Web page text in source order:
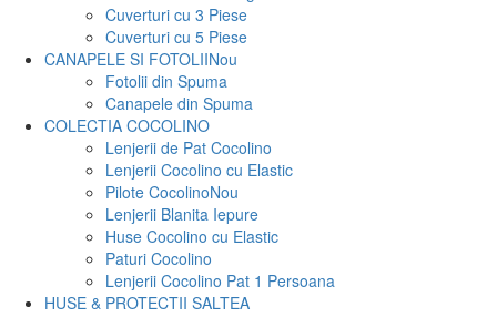
Cuverturi cu 3 Piese
Cuverturi cu 5 Piese
CANAPELE SI FOTOLIINou
Fotolii din Spuma
Canapele din Spuma
COLECTIA COCOLINO
Lenjerii de Pat Cocolino
Lenjerii Cocolino cu Elastic
Pilote CocolinoNou
Lenjerii Blanita Iepure
Huse Cocolino cu Elastic
Paturi Cocolino
Lenjerii Cocolino Pat 1 Persoana
HUSE & PROTECTII SALTEA